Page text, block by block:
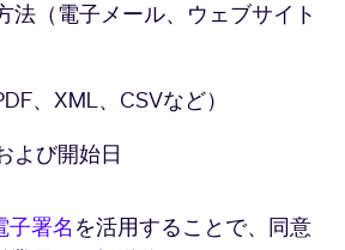
法（電子メール、ウェブサイト
、XML、CSVなど）
よび開始日
子署名を活用することで、同意